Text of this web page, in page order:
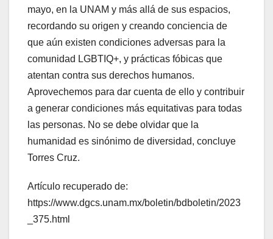
mayo, en la UNAM y más allá de sus espacios,
recordando su origen y creando conciencia de
que aún existen condiciones adversas para la
comunidad LGBTIQ+, y prácticas fóbicas que
atentan contra sus derechos humanos.
Aprovechemos para dar cuenta de ello y contribuir
a generar condiciones más equitativas para todas
las personas. No se debe olvidar que la
humanidad es sinónimo de diversidad, concluye
Torres Cruz.
Artículo recuperado de:
https://www.dgcs.unam.mx/boletin/bdboletin/2023
_375.html